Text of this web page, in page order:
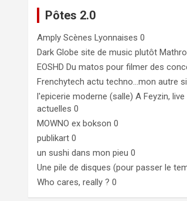
Pôtes 2.0
Amply Scènes Lyonnaises 0
Dark Globe site de music plutôt
EOSHD Du matos pour filmer des
Frenchytech actu techno…mon autre
l'epicerie moderne (salle) A Feyzin,
actuelles 0
MOWNO ex bokson 0
publikart 0
un sushi dans mon pieu 0
Une pile de disques (pour passer le
Who cares, really ? 0